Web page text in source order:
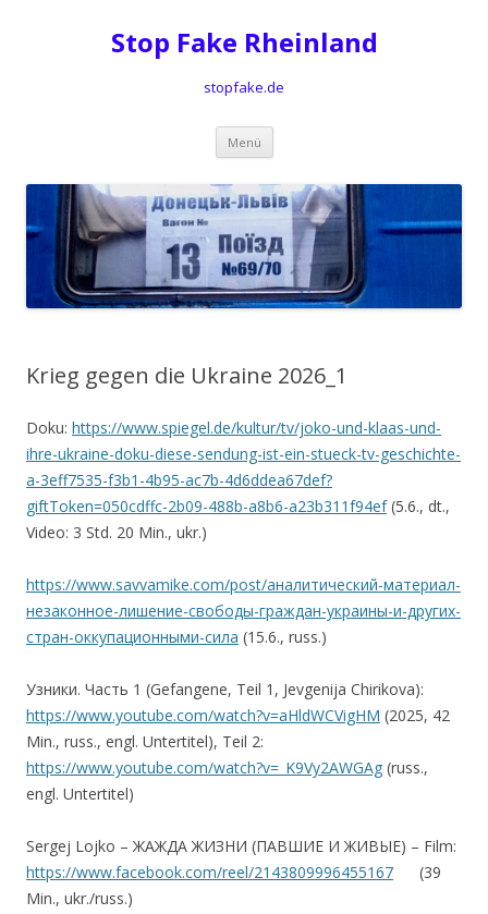
Stop Fake Rheinland
stopfake.de
Menü Springe
Inhalt
Krieg gegen die Ukraine 2026_1
Doku: https://www.spiegel.de/kultur/tv/joko-und-klaas-und-
ihre-ukraine-doku-diese-sendung-ist-ein-stueck-tv-geschichte-
a-3eff7535-f3b1-4b95-ac7b-4d6ddea67def?
giftToken=050cdffc-2b09-488b-a8b6-a23b311f94ef(5.6., dt.,
Video: 3 Std. 20 Min., ukr.)
https://www.savvamike.com/post/аналитический-материал-
незаконное-лишение-свободы-граждан-украины-и-других-
стран-оккупационными-сила (15.6., russ.)
Узники. Часть 1 (Gefangene, Teil 1, Jevgenija Chirikova):
https://www.youtube.com/watch?v=aHldWCVigHM (2025, 42
Min., russ., engl. Untertitel), Teil 2:
https://www.youtube.com/watch?v=_K9Vy2AWGAg (russ.,
engl. Untertitel)
Sergej Lojko – ЖАЖДА ЖИЗНИ (ПАВШИЕ И ЖИВЫЕ) – Film:
https://www.facebook.com/reel/2143809996455167 (39
Min., ukr./russ.)